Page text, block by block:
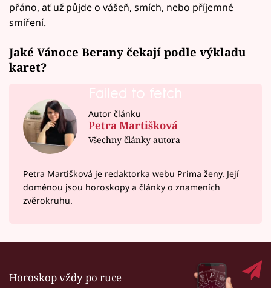
přáno, ať už půjde o vášeň, smích, nebo příjemné
smíření.
Jaké Vánoce Berany čekají podle výkladu
karet?
Failed to fetch
Autor článku
Petra Martišková
Všechny články autora
Petra Martišková je redaktorka webu Prima ženy. Její
doménou jsou horoskopy a články o znameních
zvěrokruhu.
Horoskop vždy po ruce